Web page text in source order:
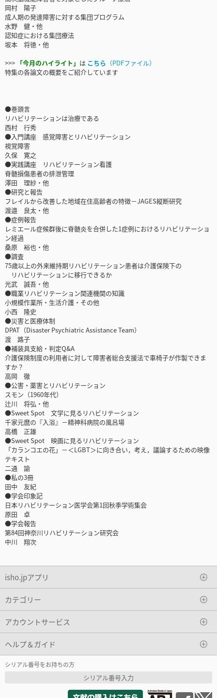
岡村 陽子
成人期の発達障害に対する集団プログラム
水野 健・他
認知症における集団療法
坂本 将徳・他
>>> 「今月のハイライト」 は こちら （PDFファイル）
特集の各論文の概要をご紹介しています
●巻頭言
リハビリテーションは治療である
西村 行秀
●入門講座 感覚障害とリハビリテーション
視覚障害
久保 寛之
●実践講座 リハビリテーション看護
脊髄損傷患者の排泄管理
澤田 理紗・他
●研究と報告
フレイルから改善した地域在住高齢者の特徴－JAGES縦断研究
渡邉 良太・他
●症例報告
レミエール症候群後に脊髄炎を合併した1症例におけるリハビリテーショ
ン経過
桑原 裕也・他
●調査
75歳以上の外来維持期リハビリテーション患者は介護保険下の
リハビリテーションに移行できるか
光武 誠吾・他
●職業リハビリテーション関連機関の知識
小規模作業所・生活介護・その他
小西 隆史
●災害と医療体制
DPAT（Disaster Psychiatric Assistance Team）
渡 路子
●補装具支給・判定Q&A
介護保険制度の利用者に対して障害者総合支援法で車椅子が作製できま
すか？
高岡 徹
●公害・薬害とリハビリテーション
スモン（1960年代）
辻川 将弘・他
●Sweet Spot 文学に見るリハビリテーション
千家元麿の『入浴』－精神科病院の風呂場
高橋 正雄
●Sweet Spot 映画に見るリハビリテーション
「カランコエの花」－＜LGBT＞に向き合い，考え，議論するための映像
テキスト
二通 諭
●私の3冊
田中 友紀
●学会印象記
日本リハビリテーション医学会第1回秋季学術集会
原田 卓
●学会報告
第84回神奈川リハビリテーション研究会
中川 翔次
isho.jpアプリ
カテゴリー
アカウントサービス
ヘルプ＆ガイド
シリアル番号をお持ちの方
シリアル番号入力